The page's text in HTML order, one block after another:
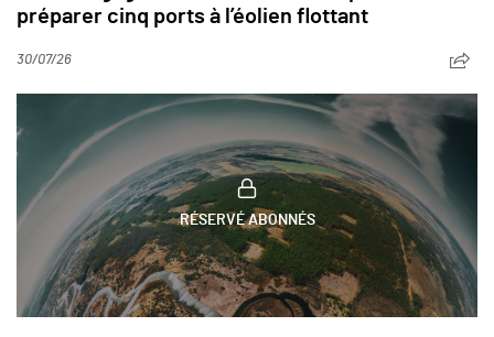
préparer cinq ports à l’éolien flottant
30/07/26
RÉSERVÉ ABONNÉS